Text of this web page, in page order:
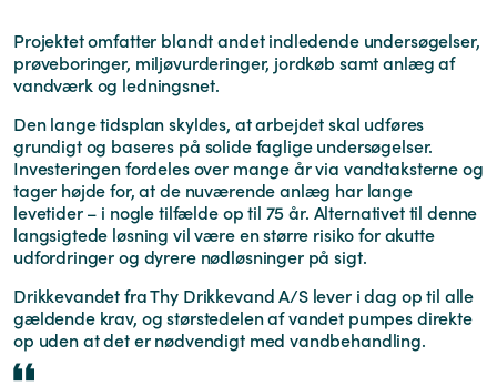
Projektet omfatter blandt andet indledende undersøgelser,
prøveboringer, miljøvurderinger, jordkøb samt anlæg af
vandværk og ledningsnet.
Den lange tidsplan skyldes, at arbejdet skal udføres
grundigt og baseres på solide faglige undersøgelser.
Investeringen fordeles over mange år via vandtaksterne og
tager højde for, at de nuværende anlæg har lange
levetider – i nogle tilfælde op til 75 år. Alternativet til denne
langsigtede løsning vil være en større risiko for akutte
udfordringer og dyrere nødløsninger på sigt.
Drikkevandet fra Thy Drikkevand A/S lever i dag op til alle
gældende krav, og størstedelen af vandet pumpes direkte
op uden at det er nødvendigt med vandbehandling.